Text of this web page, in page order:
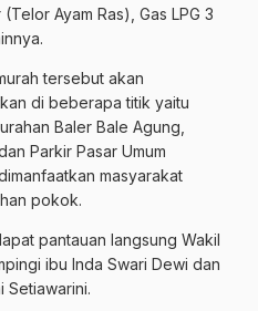
Ayam Ras), Gas LPG 3
tersebut akan
di beberapa titik yaitu
Baler Bale Agung,
Parkir Pasar Umum
masyarakat
pokok.
pantauan langsung Wakil
ibu Inda Swari Dewi dan
Setiawarini.